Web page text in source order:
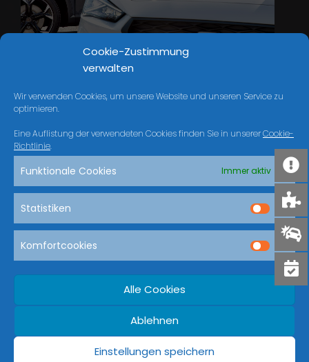
Cookie-Zustimmung
verwalten
Wir verwenden Cookies, um unsere Website und unseren Service zu
optimieren.
Eine Auflistung der verwendeten Cookies finden Sie in unsererCookie-
Richtlinie.
Funktionale Cookies Immer aktiv
Statistiken
Komfortcookies
Alle Cookies
Ablehnen
Einstellungen speichern